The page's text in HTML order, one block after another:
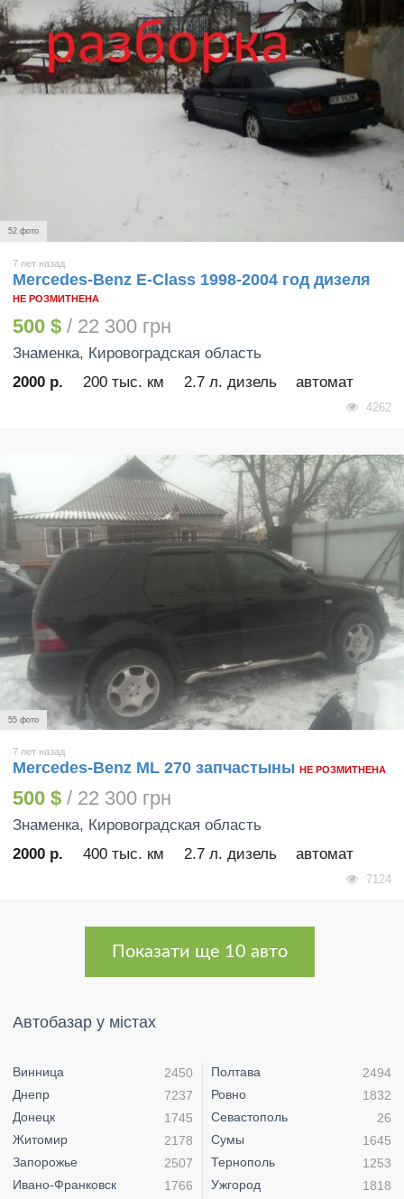
52 фото
7 лет назад
Mercedes-Benz E-Class 1998-2004 год дизеля
НЕ РОЗМИТНЕНА
500 $ / 22 300 грн
Знаменка, Кировоградская область
2000 р.
200 тыс. км 2.7 л. дизель автомат
4262
55 фото
7 лет назад
Mercedes-Benz ML 270 запчастыны НЕ РОЗМИТНЕНА
500 $ / 22 300 грн
Знаменка, Кировоградская область
2000 р.
400 тыс. км 2.7 л. дизель автомат
7124
Показати ще 10 авто
Автобазар у містах
Винница
2450
Днепр
7237
Донецк
1745
Житомир
2178
Запорожье
2507
Ивано-Франковск
1766
Полтава
2494
Ровно
1832
Севастополь
26
Сумы
1645
Тернополь
1253
Ужгород
1818